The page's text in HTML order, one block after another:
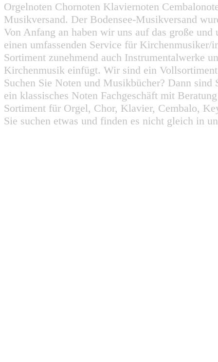
Orgelnoten Chornoten Klaviernoten
Musikversand. Der Bodensee-Musikversand
Von Anfang an haben wir uns auf das große
einen umfassenden Service für
Sortiment zunehmend auch Instrumentalwerke
Kirchenmusik einfügt. Wir sind ein
Suchen Sie Noten und Musikbücher? Dann
ein klassisches Noten Fachgeschäft mit
Sortiment für Orgel, Chor, Klavier, Cembalo,
Sie suchen etwas und finden es nicht gleich in